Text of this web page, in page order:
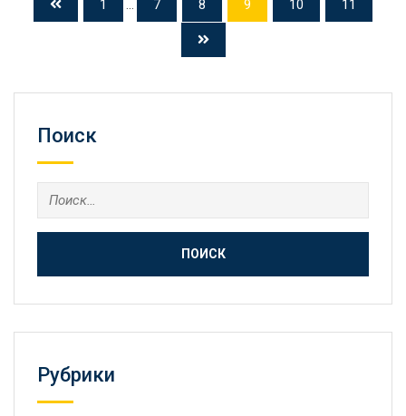
1 ... 7 8 9 10 11
Поиск
Найти:
Рубрики